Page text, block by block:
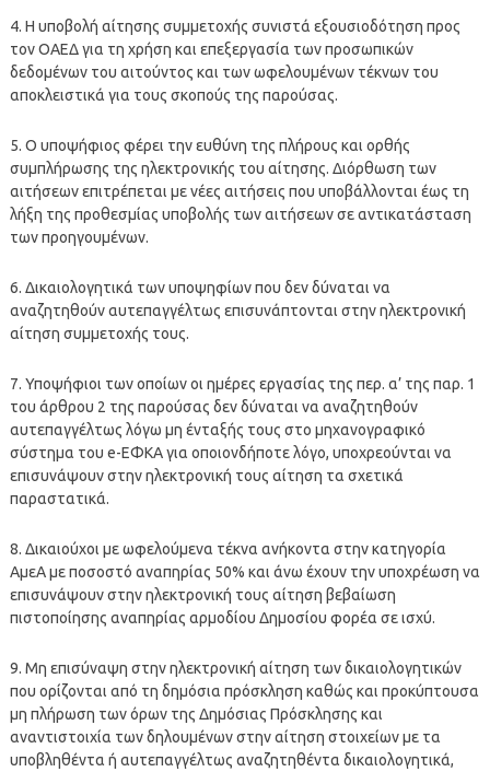
4. Η υποβολή αίτησης συμμετοχής συνιστά εξουσιοδότηση προς
τον ΟΑΕΔ για τη χρήση και επεξεργασία των προσωπικών
δεδομένων του αιτούντος και των ωφελουμένων τέκνων του
αποκλειστικά για τους σκοπούς της παρούσας.
5. Ο υποψήφιος φέρει την ευθύνη της πλήρους και ορθής
συμπλήρωσης της ηλεκτρονικής του αίτησης. Διόρθωση των
αιτήσεων επιτρέπεται με νέες αιτήσεις που υποβάλλονται έως τη
λήξη της προθεσμίας υποβολής των αιτήσεων σε αντικατάσταση
των προηγουμένων.
6. Δικαιολογητικά των υποψηφίων που δεν δύναται να
αναζητηθούν αυτεπαγγέλτως επισυνάπτονται στην ηλεκτρονική
αίτηση συμμετοχής τους.
7. Υποψήφιοι των οποίων οι ημέρες εργασίας της περ. α’ της παρ. 1
του άρθρου 2 της παρούσας δεν δύναται να αναζητηθούν
αυτεπαγγέλτως λόγω μη ένταξής τους στο μηχανογραφικό
σύστημα του e-ΕΦΚΑ για οποιονδήποτε λόγο, υποχρεούνται να
επισυνάψουν στην ηλεκτρονική τους αίτηση τα σχετικά
παραστατικά.
8. Δικαιούχοι με ωφελούμενα τέκνα ανήκοντα στην κατηγορία
ΑμεΑ με ποσοστό αναπηρίας 50% και άνω έχουν την υποχρέωση να
επισυνάψουν στην ηλεκτρονική τους αίτηση βεβαίωση
πιστοποίησης αναπηρίας αρμοδίου Δημοσίου φορέα σε ισχύ.
9. Μη επισύναψη στην ηλεκτρονική αίτηση των δικαιολογητικών
που ορίζονται από τη δημόσια πρόσκληση καθώς και προκύπτουσα
μη πλήρωση των όρων της Δημόσιας Πρόσκλησης και
αναντιστοιχία των δηλουμένων στην αίτηση στοιχείων με τα
υποβληθέντα ή αυτεπαγγέλτως αναζητηθέντα δικαιολογητικά,